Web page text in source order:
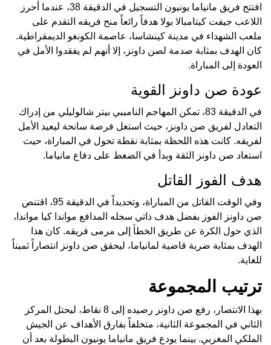
افتتح فريق مانياما يونيون التسجيل في الدقيقة 38، عندما أحرز
اللاعب جيفت كيتامبالا بولا هدفاً رائعاً منح فريقه التقدم على
ملعب الشهداء في مدينة كينشاسا، عاصمة الكونغو الديمقراطية.
كان الهدف بمثابة صدمة لصن داونز، إلا أنهم لم يفقدوا الأمل في
العودة إلى المباراة.
عودة صن داونز القوية
في الدقيقة 83، تمكن المهاجم الناميبي بيتر شالوليلي من إدراك
التعادل لفريق صن داونز، حيث استغل فرصة سانحة ليعيد الأمل
لفريقه. كانت هذه اللحظة بمثابة نقطة تحول في المباراة، حيث
استعاد صن داونز الثقة وبدأ في الضغط على دفاع مانياما.
هدف الفوز القاتل
وفي الوقت القاتل من المباراة، وتحديداً في الدقيقة 95، اقتنص
صن داونز الفوز بفضل هدف ذاتي سجله المدافع مواندا كيا مواندا،
الذي حول الكرة عن طريق الخطأ إلى مرمى فريقه. كان هذا
الهدف بمثابة ضربة قاضية لمانياما، ليحقق صن داونز انتصاراً ثميناً
للغاية.
ترتيب المجموعة
بهذا الانتصار، رفع صن داونز رصيده إلى 8 نقاط، ليحتل المركز
الثاني في المجموعة الثانية، متخلفاً بفارق الأهداف عن الجيش
الملكي المغربي. بينما يودع فريق مانياما يونيون البطولة بعد أن